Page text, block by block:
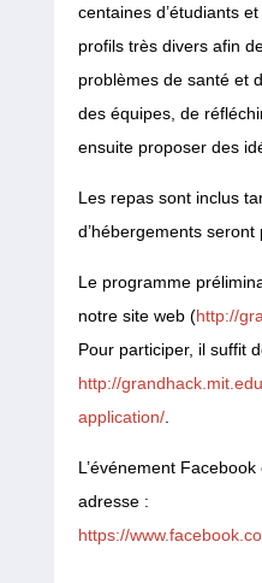
centaines d’étudiants
profils très divers afin
problèmes de santé et
des équipes, de
ensuite proposer des
Les repas sont inclus
d’hébergements seront
Le programme
notre site web (http://
Pour participer, il suffit
http://
application/.
L’événement
adresse :
https://